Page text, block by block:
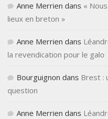
Anne Merrien dans «
lieux en breton »
Anne Merrien dans
la revendication pour le galo
Bourguignon dans Brest :
question
Anne Merrien dans